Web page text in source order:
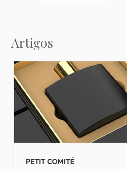
Artigos
PETIT COMITÉ